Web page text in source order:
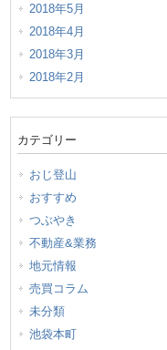
2018年5月
2018年4月
2018年3月
2018年2月
カテゴリー
おじ登山
おすすめ
つぶやき
不動産&業務
地元情報
売買コラム
未分類
池袋本町